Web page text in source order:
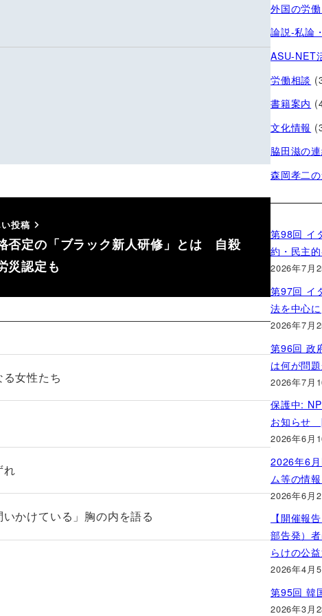
投稿
否定の「ブラック新人研修」とは 自殺
災認定も
女性たち
れ
かけている」胸の内を語る
外国の労
論説-私論
ASU-NET
労働相談
書籍案内
文化情報
脇田滋の
森岡孝二
第98回 イ
約・民主
2026年7月
第97回 イ
法を中心に
2026年7月
第96回 政
は何が問
2026年7月
保護中:
お知らせ
2026年6月
2026年6
ム等の情
2026年6月2
【開催報
部告発）
らけの公
2026年4月5
第95回 韓
2026年3月